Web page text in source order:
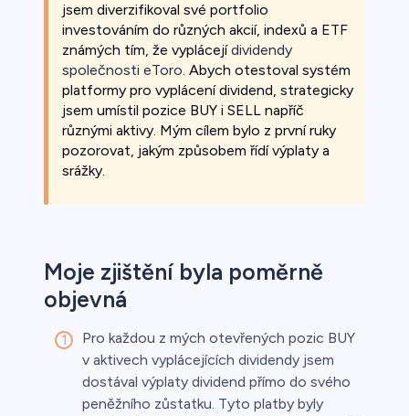
jsem diverzifikoval své portfolio
investováním do různých akcií, indexů a ETF
známých tím, že vyplácejídividendy
společnosti eToro. Abych otestoval systém
platformy pro vyplácení dividend, strategicky
jsem umístil pozice BUY i SELL napříč
různými aktivy. Mým cílem bylo z první ruky
pozorovat, jakým způsobem řídí výplaty a
srážky.
Moje zjištění byla poměrně
objevná
Pro každou z mých otevřených pozic BUY
v aktivech vyplácejících dividendy jsem
dostával výplaty dividend přímo do svého
peněžního zůstatku. Tyto platby byly